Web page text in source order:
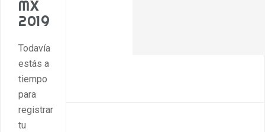
MX
2019
Todavía
estás a
tiempo
para
registrar
tu